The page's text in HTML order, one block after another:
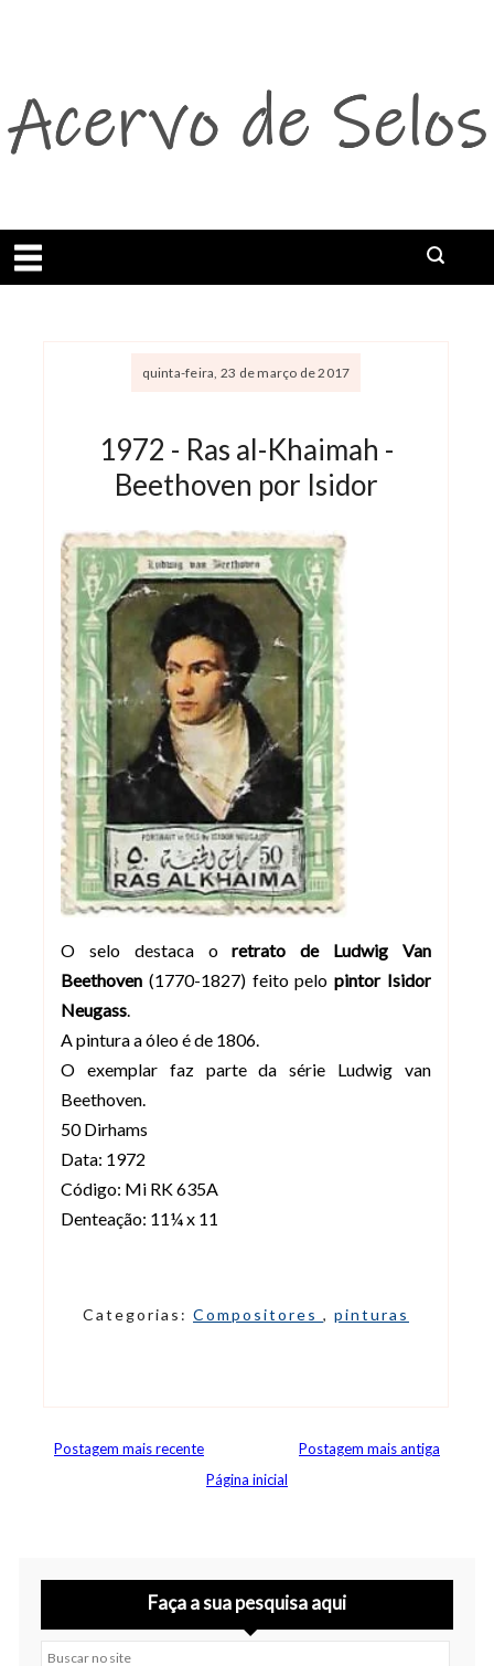
Abrir menu
quinta-feira, 23 de março de 2017
1972 - Ras al-Khaimah -
Beethoven por Isidor
O selo destaca oretrato de Ludwig Van
Beethoven (1770-1827) feito pelopintor Isidor
Neugass.
A pintura a óleo é de 1806.
O exemplar faz parte da série Ludwig van
Beethoven.
50 Dirhams
Data: 1972
Código: Mi RK 635A
Denteação: 11¼ x 11
Categorias: Compositores , pinturas
Postagem mais recente
Postagem mais antiga
Página inicial
Faça a sua pesquisa aqui
Buscar no site